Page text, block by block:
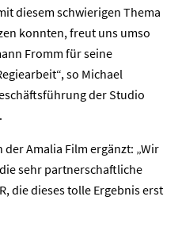
diesem schwierigen Thema
konnten, freut uns umso
Fromm für seine
so Michael
der Studio
Amalia Film ergänzt: „Wir
sehr partnerschaftliche
die dieses tolle Ergebnis erst